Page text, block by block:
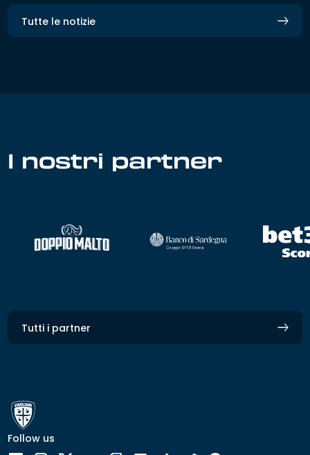
Tutte le notizie
I nostri partner
Tutti i partner
Follow us